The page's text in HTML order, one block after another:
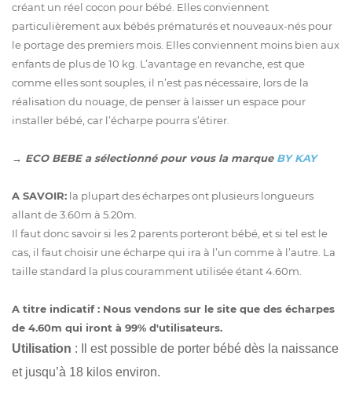
créant un réel cocon pour bébé. Elles conviennent
particulièrement aux bébés prématurés et nouveaux-nés pour
le portage des premiers mois. Elles conviennent moins bien aux
enfants de plus de 10 kg. L’avantage en revanche, est que
comme elles sont souples, il n’est pas nécessaire, lors de la
réalisation du nouage, de penser à laisser un espace pour
installer bébé, car l’écharpe pourra s’étirer.
→ ECO BEBE a sélectionné pour vous la marque BY KAY
A SAVOIR: la plupart des écharpes ont plusieurs longueurs
allant de 3.60m à 5.20m.
Il faut donc savoir si les 2 parents porteront bébé, et si tel est le
cas, il faut choisir une écharpe qui ira à l’un comme à l’autre. La
taille standard la plus couramment utilisée étant 4.60m.
A titre indicatif: Nous vendons sur le site que des écharpes
de 4.60m qui iront à 99% d'utilisateurs.
Utilisation : Il est possible de porter bébé dès la naissance
et jusqu’à 18 kilos environ.